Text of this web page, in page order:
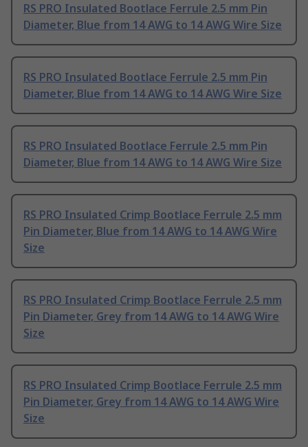
RS PRO Insulated Bootlace Ferrule 2.5 mm Pin
Diameter, Blue from 14 AWG to 14 AWG Wire Size
RS PRO Insulated Bootlace Ferrule 2.5 mm Pin
Diameter, Blue from 14 AWG to 14 AWG Wire Size
RS PRO Insulated Bootlace Ferrule 2.5 mm Pin
Diameter, Blue from 14 AWG to 14 AWG Wire Size
RS PRO Insulated Crimp Bootlace Ferrule 2.5 mm
Pin Diameter, Blue from 14 AWG to 14 AWG Wire
Size
RS PRO Insulated Crimp Bootlace Ferrule 2.5 mm
Pin Diameter, Grey from 14 AWG to 14 AWG Wire
Size
RS PRO Insulated Crimp Bootlace Ferrule 2.5 mm
Pin Diameter, Grey from 14 AWG to 14 AWG Wire
Size